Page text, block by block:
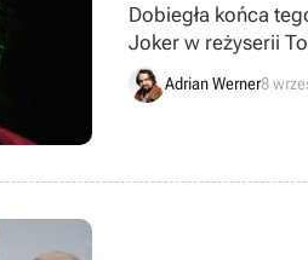
Dobiegła końca
Joker w reżyserii
autorstwa Romana
Adrian Werner8